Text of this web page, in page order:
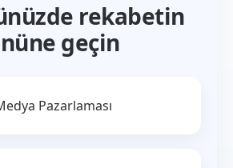
rekabetin
geçin
Pazarlaması